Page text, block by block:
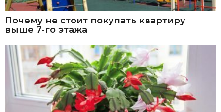
Почему не стоит покупать квартиру
выше 7-го этажа